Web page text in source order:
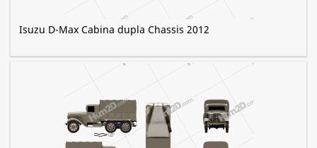
Isuzu D-Max Cabina dupla Chassis 2012